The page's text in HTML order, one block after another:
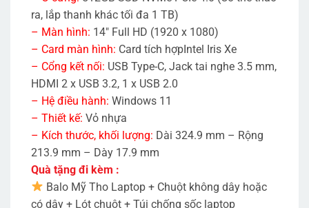
ra, lắp thanh khác tối đa 1 TB)
– Màn hình: 14″ Full HD (1920 x 1080)
– Card màn hình: Card tích hợpIntel Iris Xe
– Cổng kết nối: USB Type-C, Jack tai nghe 3.5 mm,
HDMI 2 x USB 3.2, 1 x USB 2.0
– Hệ điều hành: Windows 11
– Thiết kế: Vỏ nhựa
– Kích thước, khối lượng: Dài 324.9 mm – Rộng
213.9 mm – Dày 17.9 mm
Quà tặng đi kèm :
Balo Mỹ Tho Laptop + Chuột không dây hoặc
có dây + Lót chuột + Túi chống sốc laptop